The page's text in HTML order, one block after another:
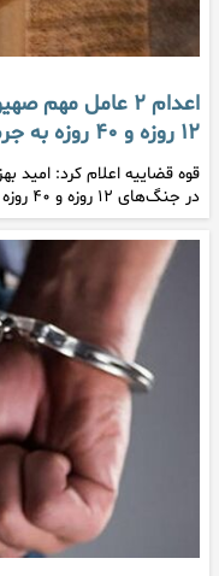
اعدام ۲ عامل
۱۲ روزه و ۴۰ روزه به جرم ارسال مختصات…
در جنگ‌های ۱۲ روزه و ۴۰ روزه به جرم ارسال مختصات…